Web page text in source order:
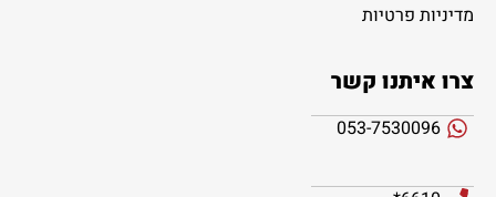
מדיניות פרטיות
צרו איתנו קשר
053-7530096